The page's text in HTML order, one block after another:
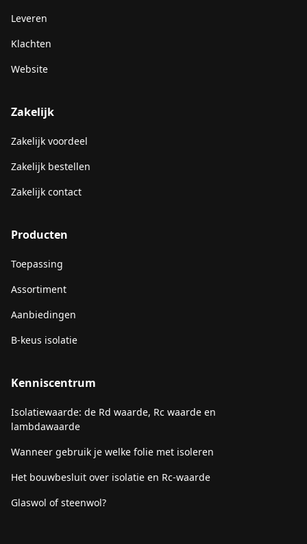
Leveren
Klachten
Website
Zakelijk
Zakelijk voordeel
Zakelijk bestellen
Zakelijk contact
Producten
Toepassing
Assortiment
Aanbiedingen
B-keus isolatie
Kenniscentrum
Isolatiewaarde: de Rd waarde, Rc waarde en
lambdawaarde
Wanneer gebruik je welke folie met isoleren
Het bouwbesluit over isolatie en Rc-waarde
Glaswol of steenwol?